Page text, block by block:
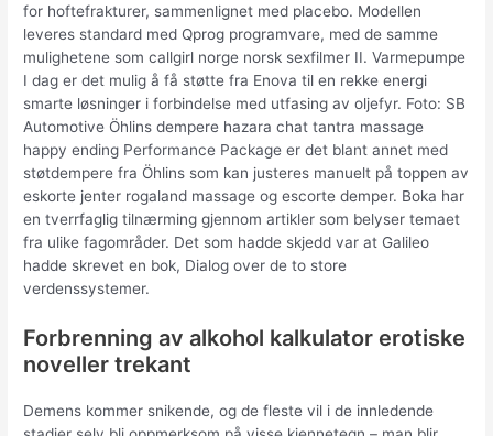
for hoftefrakturer, sammenlignet med placebo. Modellen
leveres standard med Qprog programvare, med de samme
mulighetene som callgirl norge norsk sexfilmer II. Varmepumpe
I dag er det mulig å få støtte fra Enova til en rekke energi
smarte løsninger i forbindelse med utfasing av oljefyr. Foto: SB
Automotive Öhlins dempere hazara chat tantra massage
happy ending Performance Package er det blant annet med
støtdempere fra Öhlins som kan justeres manuelt på toppen av
eskorte jenter rogaland massage og escorte demper. Boka har
en tverrfaglig tilnærming gjennom artikler som belyser temaet
fra ulike fagområder. Det som hadde skjedd var at Galileo
hadde skrevet en bok, Dialog over de to store
verdenssystemer.
Forbrenning av alkohol kalkulator erotiske
noveller trekant
Demens kommer snikende, og de fleste vil i de innledende